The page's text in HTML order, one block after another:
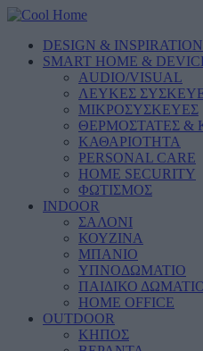
DESIGN & INSPIRATION
SMART HOME &
AUDIO/VISUAL
ΛΕΥΚΕΣ
ΜΙΚΡΟΣΥΣΚΕΥΕΣ
ΘΕΡΜΟΣΤΑΤΕΣ &
ΚΑΘΑΡΙΟΤΗΤΑ
PERSONAL CARE
HOME SECURITY
ΦΩΤΙΣΜΟΣ
INDOOR
ΣΑΛΟΝΙ
ΚΟΥΖΙΝΑ
ΜΠΑΝΙΟ
ΥΠΝΟΔΩΜΑΤΙΟ
ΠΑΙΔΙΚΟ
HOME OFFICE
OUTDOOR
ΚΗΠΟΣ